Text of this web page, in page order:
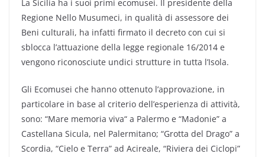
La Sicilia ha i suoi primi ecomusei. Il presidente della
Regione Nello Musumeci, in qualità di assessore dei
Beni culturali, ha infatti firmato il decreto con cui si
sblocca l’attuazione della legge regionale 16/2014 e
vengono riconosciute undici strutture in tutta l’Isola.
Gli Ecomusei che hanno ottenuto l’approvazione, in
particolare in base al criterio dell’esperienza di attività,
sono: “Mare memoria viva“ a Palermo e “Madonie” a
Castellana Sicula, nel Palermitano; “Grotta del Drago” a
Scordia, “Cielo e Terra” ad Acireale, “Riviera dei Ciclopi”